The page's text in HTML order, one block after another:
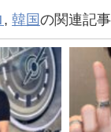
, 韓国の関連記事